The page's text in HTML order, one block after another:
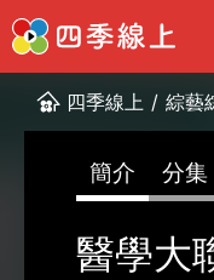
四季線上 / 綜藝
簡介 分集
醫學大